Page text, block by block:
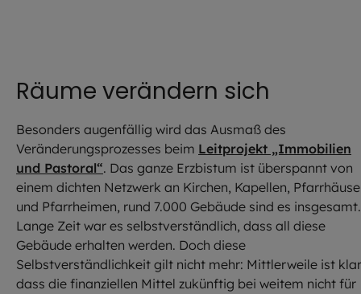
Räume verändern sich
Besonders augenfällig wird das Ausmaß des
Veränderungsprozesses beim Leitprojekt „Immobilien
und Pastoral“. Das ganze Erzbistum ist überspannt von
einem dichten Netzwerk an Kirchen, Kapellen,
und Pfarrheimen, rund 7.000 Gebäude sind es insgesamt.
Lange Zeit war es selbstverständlich, dass all diese
Gebäude erhalten werden. Doch diese
Selbstverständlichkeit gilt nicht mehr: Mittlerweile ist
dass die finanziellen Mittel zukünftig bei weitem nicht für